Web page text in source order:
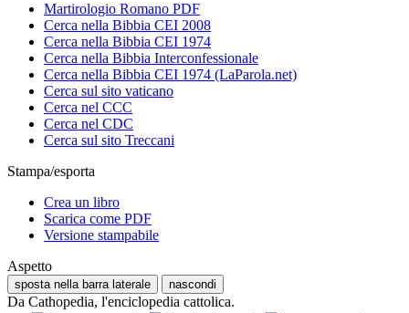
Martirologio Romano PDF
Cerca nella Bibbia CEI 2008
Cerca nella Bibbia CEI 1974
Cerca nella Bibbia Interconfessionale
Cerca nella Bibbia CEI 1974 (LaParola.net)
Cerca sul sito vaticano
Cerca nel CCC
Cerca nel CDC
Cerca sul sito Treccani
Stampa/esporta
Crea un libro
Scarica come PDF
Versione stampabile
Aspetto
sposta nella barra laterale nascondi
Da Cathopedia, l'enciclopedia cattolica.